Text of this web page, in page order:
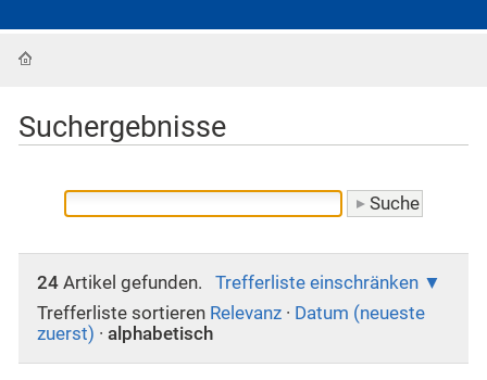
Suchergebnisse
24Artikel gefunden.
Trefferliste einschränken
Trefferliste sortieren Relevanz · Datum (neueste
zuerst) · alphabetisch